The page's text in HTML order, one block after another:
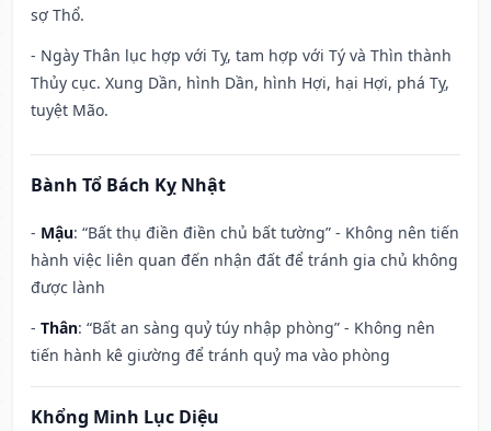
sợ Thổ.
- Ngày Thân lục hợp với Tỵ, tam hợp với Tý và Thìn thành
Thủy cục. Xung Dần, hình Dần, hình Hợi, hại Hợi, phá Tỵ,
tuyệt Mão.
Bành Tổ Bách Kỵ Nhật
- Mậu: “Bất thụ điền điền chủ bất tường” - Không nên tiến
hành việc liên quan đến nhận đất để tránh gia chủ không
được lành
- Thân: “Bất an sàng quỷ túy nhập phòng” - Không nên
tiến hành kê giường để tránh quỷ ma vào phòng
Khổng Minh Lục Diệu